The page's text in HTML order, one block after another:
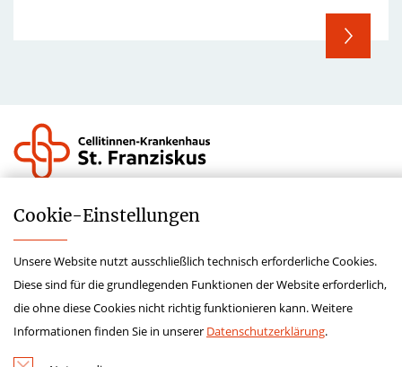
Impressum
Lieferkettensorgfaltspflichtengesetz
Krankenhauszukunftsfonds
Hinweisgeberschutz
Kontakt
Cookie-­Einstellungen
Unsere Website nutzt ausschließlich technisch erforderliche Cookies.
Diese sind für die grundlegenden Funktionen der Website erforderlich,
die ohne diese Cookies nicht richtig funktionieren kann. Weitere
Informationen finden Sie in unserer Datenschutzerklärung.